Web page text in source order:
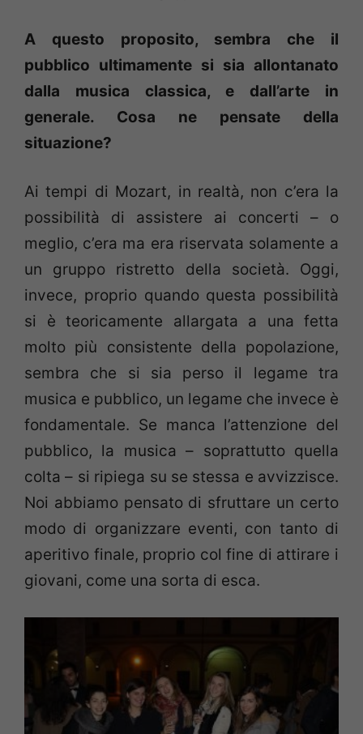
A questo proposito, sembra che il
pubblico ultimamente si sia allontanato
dalla musica classica, e dall’arte in
generale. Cosa ne pensate della
situazione?
Ai tempi di Mozart, in realtà, non c’era la
possibilità di assistere ai concerti – o
meglio, c’era ma era riservata solamente a
un gruppo ristretto della società. Oggi,
invece, proprio quando questa possibilità
si è teoricamente allargata a una fetta
molto più consistente della popolazione,
sembra che si sia perso il legame tra
musica e pubblico, un legame che invece è
fondamentale. Se manca l’attenzione del
pubblico, la musica – soprattutto quella
colta – si ripiega su se stessa e avvizzisce.
Noi abbiamo pensato di sfruttare un certo
modo di organizzare eventi, con tanto di
aperitivo finale, proprio col fine di attirare i
giovani, come una sorta di esca.